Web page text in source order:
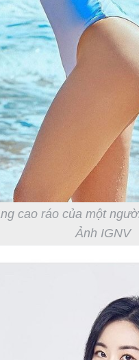
cao ráo của một
Ảnh IGNV